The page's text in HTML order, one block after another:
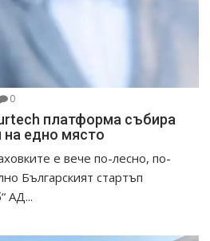
0
платформа събира
на едно място
е вече по-лесно, по-
Българският стартъп
АД...